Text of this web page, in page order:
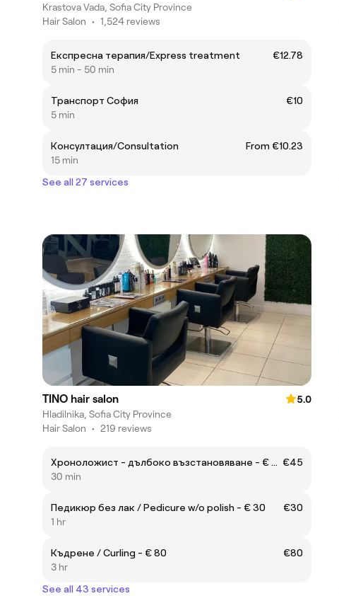
Krastova Vada, Sofia City Province
Hair Salon • 1,524 reviews
Експресна терапия/Express treatment
€12.78
5 min - 50 min
Транспорт София
€10
5 min
Консултация/Consultation
From €10.23
15 min
See all 27 services
TINO hair salon
5.0
Hladilnika, Sofia City Province
Hair Salon • 219 reviews
Хроноложист - дълбоко възстановяване - € 45 €45
30 min
Педикюр без лак / Pedicure w/o polish - € 30
€30
1 hr
Къдрене / Curling - € 80
€80
3 hr
See all 43 services